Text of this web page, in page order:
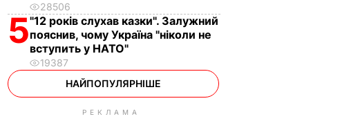
28506
5"12 років слухав казки". Залужний
пояснив, чому Україна "ніколи не
вступить у НАТО"
19387
НАЙПОПУЛЯРНІШЕ
РЕКЛАМА